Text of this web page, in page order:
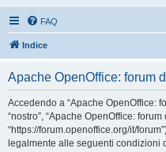
FAQ
Indice
Apache OpenOffice: forum
Accedendo a “Apache OpenOffice:
“nostro”, “Apache OpenOffice:
“https://forum.openoffice.org/it/
legalmente alle seguenti condizioni